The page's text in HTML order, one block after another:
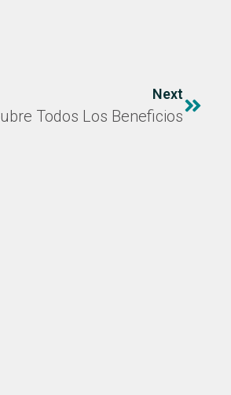
Next
Todos Los Beneficios